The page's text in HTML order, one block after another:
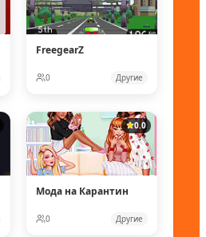
FreegearZ
0 Другие
0.0
Мода на Карантин
0 Другие